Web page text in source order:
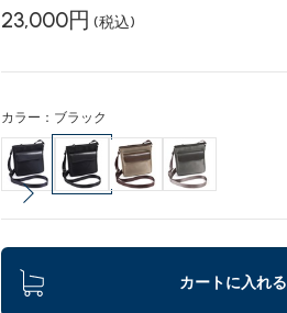
23,000円 (税込)
カラー：ブラック
カートに入れる